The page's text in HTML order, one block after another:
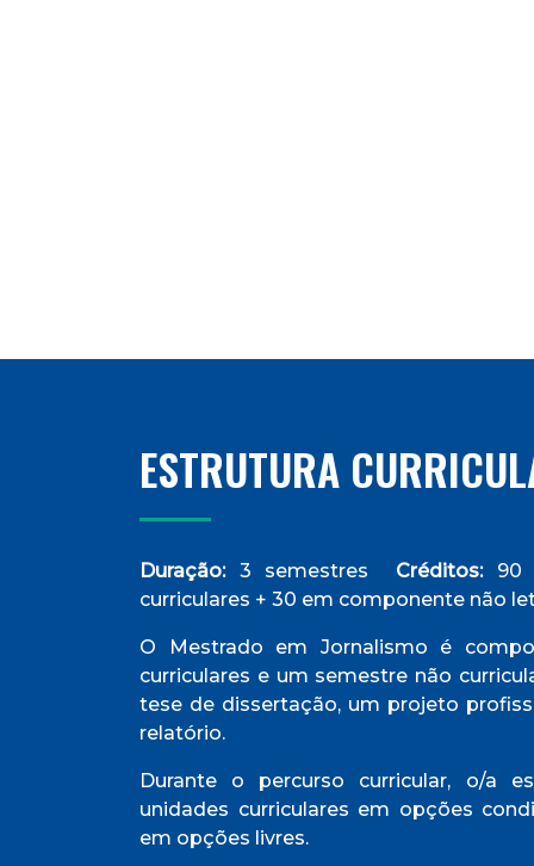
ESTRUTURA
Duração:3 semestres Créditos:90
curriculares + 30 em componente não
O Mestrado em Jornalismo é
curriculares e um semestre não
tese de dissertação, um projeto
relatório.
Durante o percurso curricular, o/a
unidades curriculares em opções
em opções livres.